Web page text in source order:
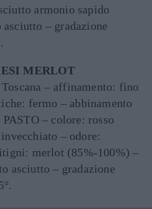
armonio sapido
– gradazione
MERLOT
– affinamento: fino
fermo – abbinamento
– colore: rosso
– odore:
merlot (85%-100%) –
asciutto – gradazione